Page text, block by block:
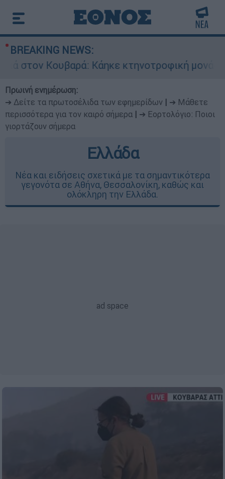
BREAKING NEWS:
Κουβαρά: Κάηκε κτηνοτροφική μονάδα -
Πρωινή ενημέρωση:
➔ Δείτε τα πρωτοσέλιδα των εφημερίδων
➔ Μάθετε
περισσότερα για τον καιρό σήμερα
➔ Εορτολόγιο: Ποιοι
γιορτάζουν σήμερα
Ελλάδα
Νέα και ειδήσεις σχετικά με τα σημαντικότερα
γεγονότα σε Αθήνα, Θεσσαλονίκη, καθώς και
ολόκληρη την Ελλάδα.